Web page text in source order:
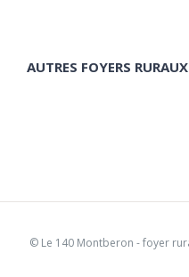
AUTRES FOYERS RURAUX
© Le 140 Montberon - foyer